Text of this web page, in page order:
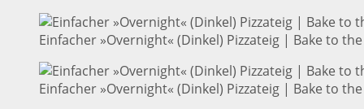
Einfacher »Overnight« (Dinkel) Pizzateig | Bake to
Einfacher »Overnight« (Dinkel) Pizzateig | Bake to